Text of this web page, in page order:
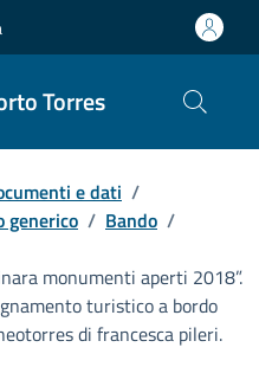
Torres
e dati /
generico / Bando /
monumenti aperti 2018”.
turistico a bordo
di francesca pileri.